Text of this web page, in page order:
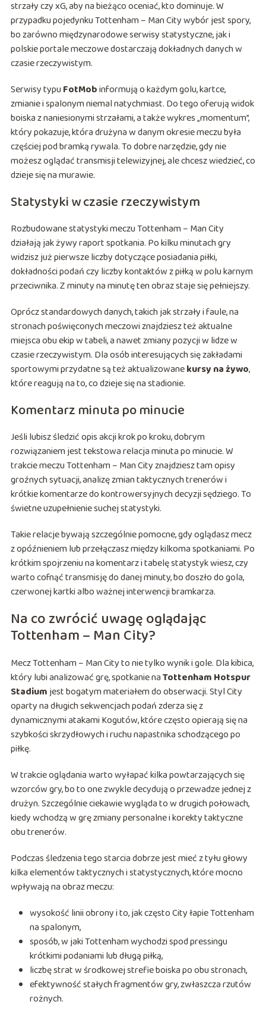
strzały czy xG, aby na bieżąco oceniać, kto dominuje. W
przypadku pojedynku Tottenham – Man City wybór jest spory,
bo zarówno międzynarodowe serwisy statystyczne, jak i
polskie portale meczowe dostarczają dokładnych danych w
czasie rzeczywistym.
Serwisy typuFotMobinformują o każdym golu, kartce,
zmianie i spalonym niemal natychmiast. Do tego oferują widok
boiska z naniesionymi strzałami, a także wykres „momentum”,
który pokazuje, która drużyna w danym okresie meczu była
częściej pod bramką rywala. To dobre narzędzie, gdy nie
możesz oglądać transmisji telewizyjnej, ale chcesz wiedzieć, co
dzieje się na murawie.
Statystyki w czasie rzeczywistym
Rozbudowane statystyki meczu Tottenham – Man City
działają jak żywy raport spotkania. Po kilku minutach gry
widzisz już pierwsze liczby dotyczące posiadania piłki,
dokładności podań czy liczby kontaktów z piłką w polu karnym
przeciwnika. Z minuty na minutę ten obraz staje się pełniejszy.
Oprócz standardowych danych, takich jak strzały i faule, na
stronach poświęconych meczowi znajdziesz też aktualne
miejsca obu ekip w tabeli, a nawet zmiany pozycji w lidze w
czasie rzeczywistym. Dla osób interesujących się zakładami
sportowymi przydatne są też aktualizowanekursy na żywo,
które reagują na to, co dzieje się na stadionie.
Komentarz minuta po minucie
Jeśli lubisz śledzić opis akcji krok po kroku, dobrym
rozwiązaniem jest tekstowa relacja minuta po minucie. W
trakcie meczu Tottenham – Man City znajdziesz tam opisy
groźnych sytuacji, analizę zmian taktycznych trenerów i
krótkie komentarze do kontrowersyjnych decyzji sędziego. To
świetne uzupełnienie suchej statystyki.
Takie relacje bywają szczególnie pomocne, gdy oglądasz mecz
z opóźnieniem lub przełączasz między kilkoma spotkaniami. Po
krótkim spojrzeniu na komentarz i tabelę statystyk wiesz, czy
warto cofnąć transmisję do danej minuty, bo doszło do gola,
czerwonej kartki albo ważnej interwencji bramkarza.
Na co zwrócić uwagę oglądając
Tottenham – Man City?
Mecz Tottenham – Man City to nie tylko wynik i gole. Dla kibica,
który lubi analizować grę, spotkanie naTottenham Hotspur
Stadiumjest bogatym materiałem do obserwacji. Styl City
oparty na długich sekwencjach podań zderza się z
dynamicznymi atakami Kogutów, które często opierają się na
szybkości skrzydłowych i ruchu napastnika schodzącego po
piłkę.
W trakcie oglądania warto wyłapać kilka powtarzających się
wzorców gry, bo to one zwykle decydują o przewadze jednej z
drużyn. Szczególnie ciekawie wygląda to w drugich połowach,
kiedy wchodzą w grę zmiany personalne i korekty taktyczne
obu trenerów.
Podczas śledzenia tego starcia dobrze jest mieć z tyłu głowy
kilka elementów taktycznych i statystycznych, które mocno
wpływają na obraz meczu:
wysokość linii obrony i to, jak często City łapie Tottenham
na spalonym,
sposób, w jaki Tottenham wychodzi spod pressingu
krótkimi podaniami lub długą piłką,
liczbę strat w środkowej strefie boiska po obu stronach,
efektywność stałych fragmentów gry, zwłaszcza rzutów
rożnych.